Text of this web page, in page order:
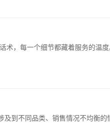
，每一个细节都藏着服务的温度
及到不同品类、销售情况不均衡的